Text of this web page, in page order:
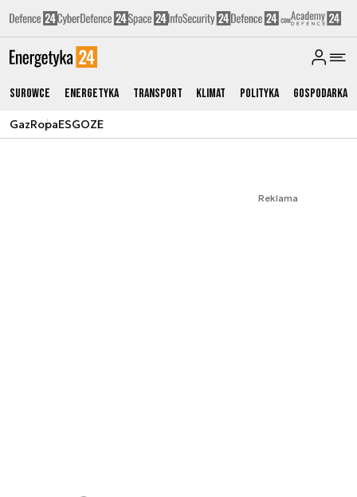
Surowce Energetyka Transport Klimat Polityka Gospodarka
GazRopaESGOZE
Reklama